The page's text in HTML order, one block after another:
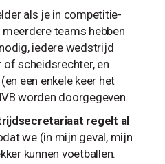
als je in competitie-
teams hebben
iedere wedstrijd
scheidsrechter, en
een enkele keer het
worden doorgegeven.
regelt al
we (in mijn geval, mijn
kunnen voetballen.